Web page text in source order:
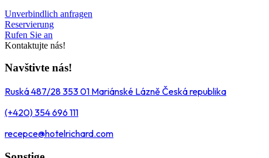
Unverbindlich anfragen
Reservierung
Rufen Sie an
Kontaktujte nás!
Navštivte nás!
Ruská 487/28 353 01 Mariánské Lázně Česká republika
(+420) 354 696 111
recepce@hotelrichard.com